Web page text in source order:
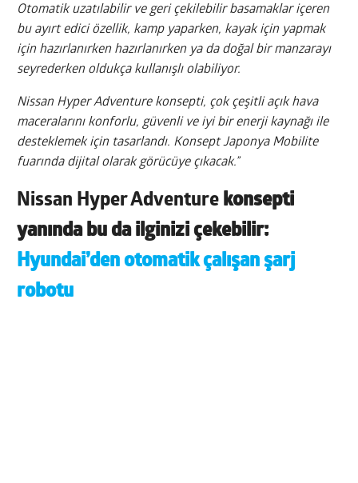
Otomatik uzatılabilir ve geri çekilebilir basamaklar içeren
bu ayırt edici özellik, kamp yaparken, kayak için yapmak
için hazırlanırken hazırlanırken ya da doğal bir manzarayı
seyrederken oldukça kullanışlı olabiliyor.
Nissan Hyper Adventure konsepti, çok çeşitli açık hava
maceralarını konforlu, güvenli ve iyi bir enerji kaynağı ile
desteklemek için tasarlandı. Konsept Japonya Mobilite
fuarında dijital olarak görücüye çıkacak.”
Nissan Hyper Adventure konsepti
yanında bu da ilginizi çekebilir:
Hyundai’den otomatik çalışan şarj
robotu